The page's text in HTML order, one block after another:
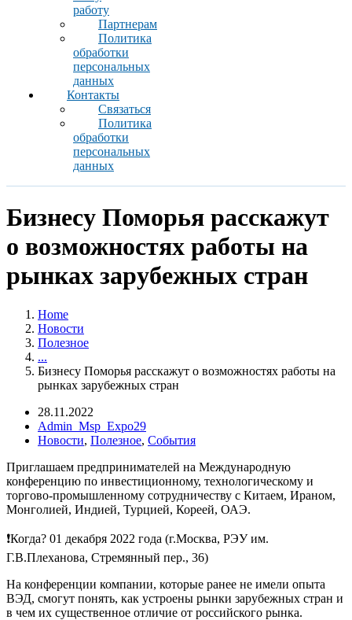
работу
Партнерам
Политика
обработки
персональных
данных
Контакты
Связаться
Политика
обработки
персональных
данных
Бизнесу Поморья расскажут
о возможностях работы на
рынках зарубежных стран
Home
Новости
Полезное
...
Бизнесу Поморья расскажут о возможностях работы на
рынках зарубежных стран
28.11.2022
Admin_Msp_Expo29
Новости, Полезное, События
Приглашаем предпринимателей на Международную
конференцию по инвестиционному, технологическому и
торгово-промышленному сотрудничеству с Китаем, Ираном,
Монголией, Индией, Турцией, Кореей, ОАЭ.
❗Когда? 01 декабря 2022 года (г.Москва, РЭУ им.
Г.В.Плеханова, Стремянный пер., 36)
На конференции компании, которые ранее не имели опыта
ВЭД, смогут понять, как устроены рынки зарубежных стран и
в чем их существенное отличие от российского рынка.